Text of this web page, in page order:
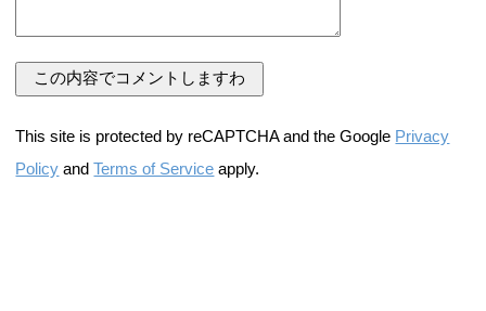
This site is protected by reCAPTCHA and the Google Privacy
Policy andTerms of Service apply.